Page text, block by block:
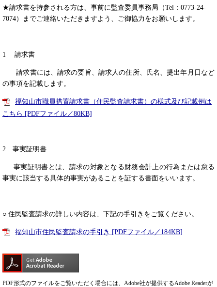
★請求書を持参される方は、事前に監査委員事務局（Tel：0773-24-
7074）までご連絡いただきますよう、ご御協力をお願いします。
1 請求書
請求書には、請求の要旨、請求人の住所、氏名、提出年月日など
の事項を記載します。
福知山市職員措置請求書（住民監査請求書）の様式及び記載例は
こちら [PDFファイル／80KB]
2 事実証明書
事実証明書とは、請求の対象となる財務会計上の行為または怠る
事実に該当する具体的事実があることを証する書面をいいます。
○ 住民監査請求の詳しい内容は、下記の手引きをご覧ください。
福知山市住民監査請求の手引き [PDFファイル／184KB]
PDF形式のファイルをご覧いただく場合には、Adobe社が提供するAdobe Readerが